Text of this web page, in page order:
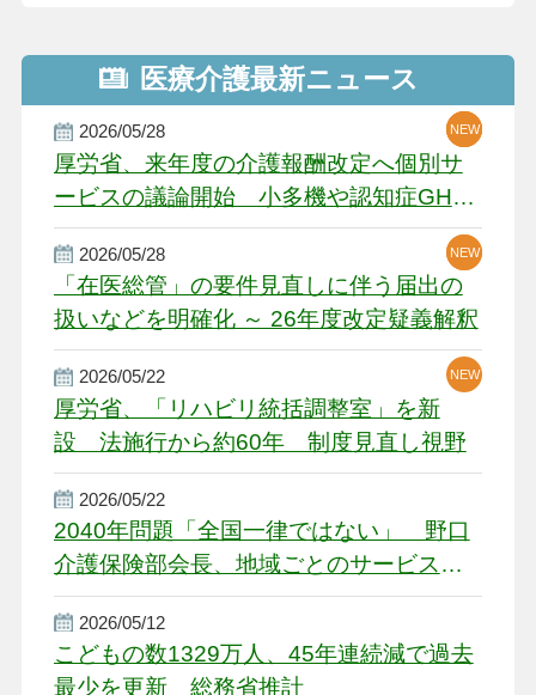
医療介護最新ニュース
2026/05/28
厚労省、来年度の介護報酬改定へ個別サ
ービスの議論開始 小多機や認知症GH、
厳しい経営環境に危機感
NEW
NEW
NEW
2026/05/28
「在医総管」の要件見直しに伴う届出の
扱いなどを明確化 ～ 26年度改定疑義解釈
NEW
NEW
2026/05/22
厚労省、「リハビリ統括調整室」を新
設 法施行から約60年 制度見直し視野
NEW
2026/05/22
2040年問題「全国一律ではない」 野口
介護保険部会長、地域ごとのサービス基
盤整備を促す
2026/05/12
こどもの数1329万人、45年連続減で過去
最少を更新 総務省推計